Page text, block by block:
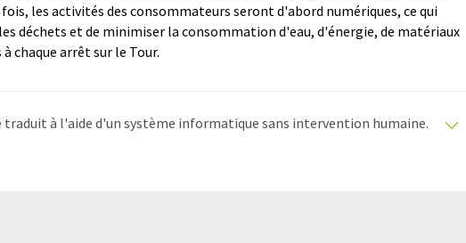
les activités des consommateurs seront d'abord numériques, ce qui
déchets et de minimiser la consommation d'eau, d'énergie, de matériaux
chaque arrêt sur le Tour.
traduit à l'aide d'un système informatique sans intervention humaine.